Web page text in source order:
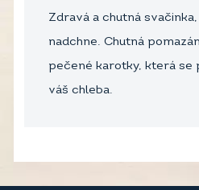
Zdravá a chutná
nadchne. Chutná
pečené karotky, která se
váš chleba.